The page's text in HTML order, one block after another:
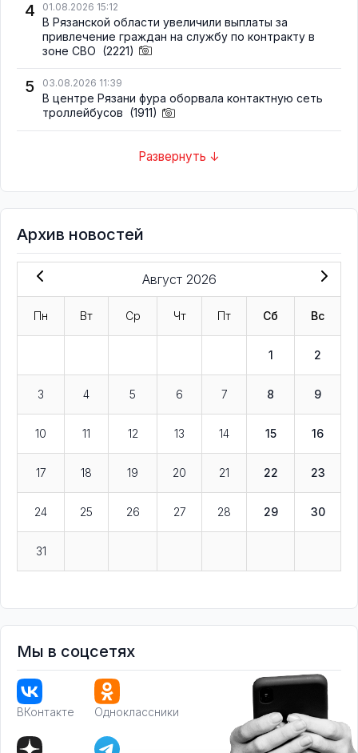
4 01.08.2026 15:12
В Рязанской области увеличили выплаты за
привлечение граждан на службу по контракту в
зоне СВО (2221)
5 03.08.2026 11:39
В центре Рязани фура оборвала контактную сеть
троллейбусов (1911)
Развернуть ↓
Архив новостей
Август 2026
Пн Вт Ср Чт Пт Сб Вс
1 2
3 4 5 6 7 8 9
10 11 12 13 14 15 16
17 18 19 20 21 22 23
24 25 26 27 28 29 30
31
Мы в соцсетях
ВКонтакте Одноклассники